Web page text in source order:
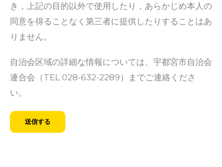
き，上記の目的以外で使用したり，あらかじめ本人の
同意を得ることなく第三者に提供したりすることはあ
りません。
自治会区域の詳細な情報については、宇都宮市自治会
連合会（TEL 028-632-2289）までご連絡くださ
い。